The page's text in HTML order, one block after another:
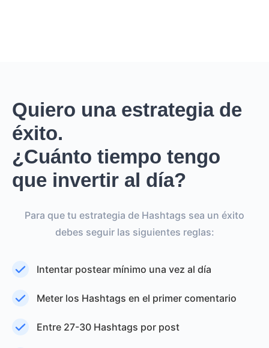
Quiero una estrategia de
éxito.
¿Cuánto tiempo tengo
que invertir al día?
Para que tu estrategia de Hashtags sea un éxito
debes seguir las siguientes reglas:
Intentar postear mínimo una vez al día
Meter los Hashtags en el primer comentario
Entre 27-30 Hashtags por post